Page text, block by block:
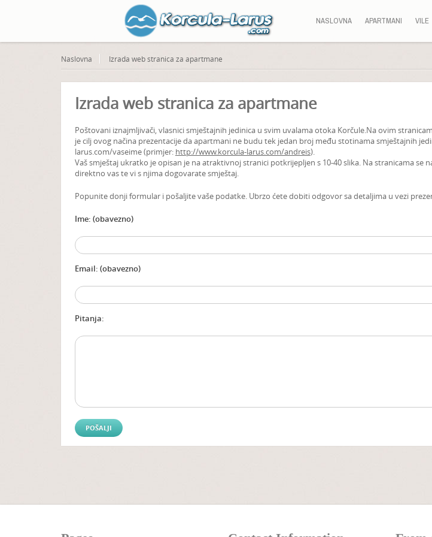
NASLOVNA APARTMANI VILE
Naslovna Izrada web stranica za apartmane
Izrada web stranica za apartmane
Poštovani iznajmljivači, vlasnici smještajnih jedinica u svim uvalama otoka Korčule.Na ovim
je cilj ovog načina prezentacije da apartmani ne budu tek jedan broj među stotinama smještajnih
larus.com/vaseime (primjer: http://www.korcula-larus.com/andreis).
Vaš smještaj ukratko je opisan je na atraktivnoj stranici potkrijepljen s 10-40 slika. Na stranicama
direktno vas te vi s njima dogovarate smještaj.
Popunite donji formular i pošaljite vaše podatke. Ubrzo ćete dobiti odgovor sa detaljima u vezi
Ime: (obavezno)
Email: (obavezno)
Pitanja: